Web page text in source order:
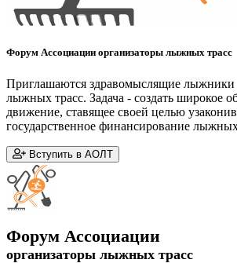
Форум Ассоциации организаторы лыжных трасс
Приглашаются здравомыслящие лыжники
лыжных трасс. Задача - создать широкое
движение, ставящее своей целью
государственное финансирование
Вступить в АОЛТ
Форум Ассоциации
организаторы лыжных трасс